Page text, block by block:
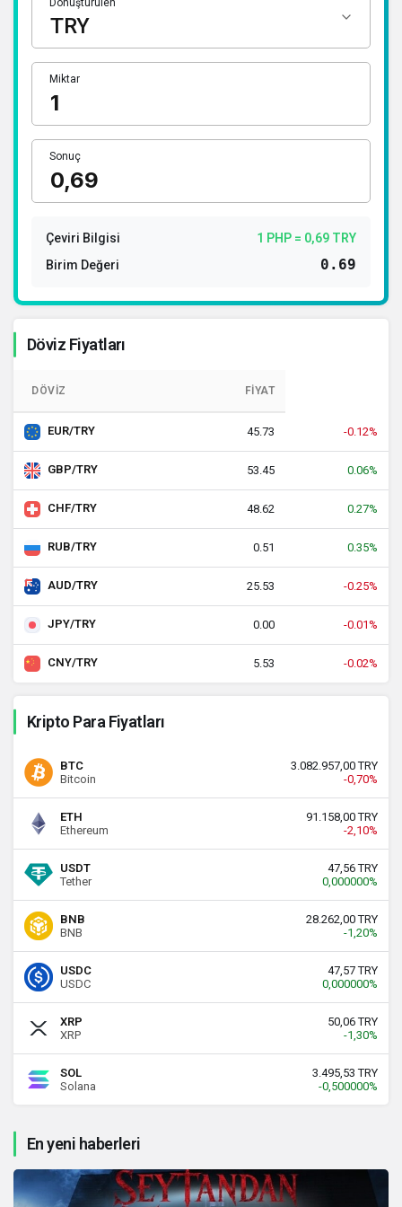
1 Dolar Kaç TL ?
1 Euro Kaç TL ?
1 CHF Kaç TL ?
1 CNY Kaç TL ?
Dönüştürülen
Miktar
Sonuç
Çeviri Bilgisi
1 PHP = 0,69 TRY
Birim Değeri
0.69
Döviz Fiyatları
DÖVIZ FIYAT
EUR/TRY 45.73 -0.12%
GBP/TRY 53.45 0.06%
CHF/TRY 48.62 0.27%
RUB/TRY 0.51 0.35%
AUD/TRY 25.53 -0.25%
JPY/TRY 0.00 -0.01%
CNY/TRY 5.53 -0.02%
Kripto Para Fiyatları
BTC
Bitcoin
3.082.957,00 TRY
-0,70%
ETH
Ethereum
91.158,00 TRY
-2,10%
USDT
Tether
47,56 TRY
0,000000%
BNB
BNB
28.262,00 TRY
-1,20%
USDC
USDC
47,57 TRY
0,000000%
XRP
XRP
50,06 TRY
-1,30%
SOL
Solana
3.495,53 TRY
-0,500000%
En yeni haberleri